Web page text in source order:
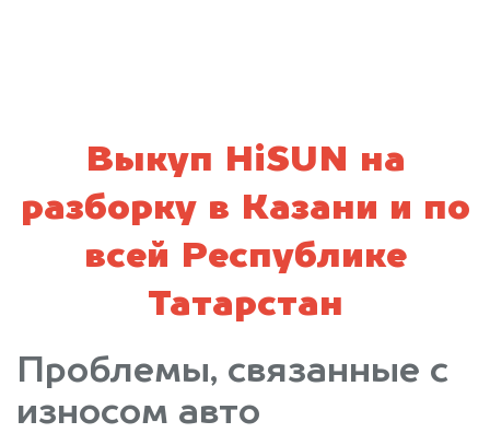
Выкуп HiSUN на
разборку в Казани и по
всей Республике
Татарстан
Проблемы, связанные с
износом авто